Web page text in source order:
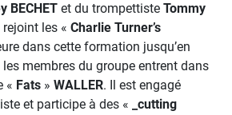
BECHET et du trompettiste Tommy
les « Charlie Turner’s
dans cette formation jusqu’en
membres du groupe entrent dans
« Fats » WALLER. Il est engagé
et participe à des «
_cutting